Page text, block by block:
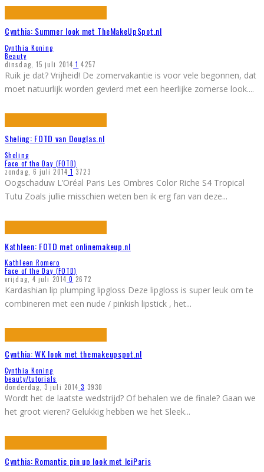
Cynthia: Summer look met TheMakeUpSpot.nl
Cynthia Koning
Beauty
dinsdag, 15 juli 2014 1 4257
Ruik je dat? Vrijheid! De zomervakantie is voor vele begonnen, dat
moet natuurlijk worden gevierd met een heerlijke zomerse look....
Sheling: FOTD van Douglas.nl
Sheling
Face of the Day (FOTD)
zondag, 6 juli 2014 1 3723
Oogschaduw L’Oréal Paris Les Ombres Color Riche S4 Tropical
Tutu Zoals jullie misschien weten ben ik erg fan van deze...
Kathleen: FOTD met onlinemakeup.nl
Kathleen Romero
Face of the Day (FOTD)
vrijdag, 4 juli 2014 0 2672
Kardashian lip plumping lipgloss Deze lipgloss is super leuk om te
combineren met een nude / pinkish lipstick , het...
Cynthia: WK look met themakeupspot.nl
Cynthia Koning
beauty/tutorials
donderdag, 3 juli 2014 3 3930
Wordt het de laatste wedstrijd? Of behalen we de finale? Gaan we
het groot vieren? Gelukkig hebben we het Sleek...
Cynthia: Romantic pin up look met IciParis